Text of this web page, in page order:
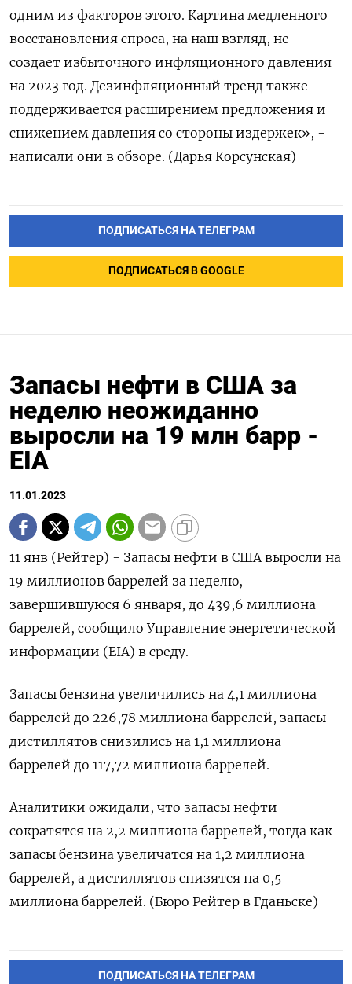
одним из факторов этого. Картина медленного
восстановления спроса, на наш взгляд, не
создает избыточного инфляционного давления
на 2023 год. Дезинфляционный тренд также
поддерживается расширением предложения и
снижением давления со стороны издержек», -
написали они в обзоре. (Дарья Корсунская)
ПОДПИСАТЬСЯ НА ТЕЛЕГРАМ
ПОДПИСАТЬСЯ В GOOGLE
Запасы нефти в США за
неделю неожиданно
выросли на 19 млн барр -
EIA
11.01.2023
11 янв (Рейтер) - Запасы нефти в США выросли на
19 миллионов баррелей за неделю,
завершившуюся 6 января, до 439,6 миллиона
баррелей, сообщило Управление энергетической
информации (EIA) в среду.
Запасы бензина увеличились на 4,1 миллиона
баррелей до 226,78 миллиона баррелей, запасы
дистиллятов снизились на 1,1 миллиона
баррелей до 117,72 миллиона баррелей.
Аналитики ожидали, что запасы нефти
сократятся на 2,2 миллиона баррелей, тогда как
запасы бензина увеличатся на 1,2 миллиона
баррелей, а ​дистиллятов снизятся на 0,5
миллиона баррелей. (Бюро Рейтер в Гданьске)
ПОДПИСАТЬСЯ НА ТЕЛЕГРАМ